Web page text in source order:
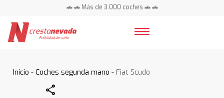
🚗 🚗 Más de 3.000 coches 🚗 🚗
Inicio -Coches segunda mano - Fiat Scudo
Share